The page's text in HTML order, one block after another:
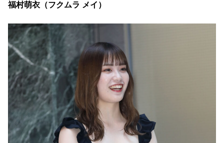
福村萌衣（フクムラ メイ）